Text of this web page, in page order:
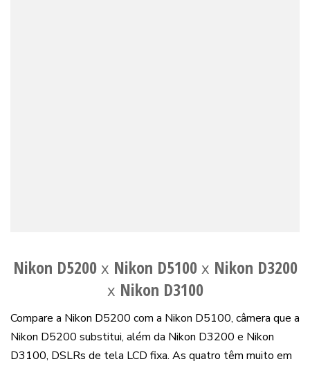
Nikon D5200x Nikon D5100x Nikon D3200
x Nikon D3100
Compare a Nikon D5200 com a Nikon D5100, câmera que a
Nikon D5200 substitui, além da Nikon D3200 e Nikon
D3100, DSLRs de tela LCD fixa. As quatro têm muito em